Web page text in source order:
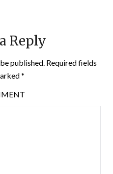
Reply
published. Required fields
*